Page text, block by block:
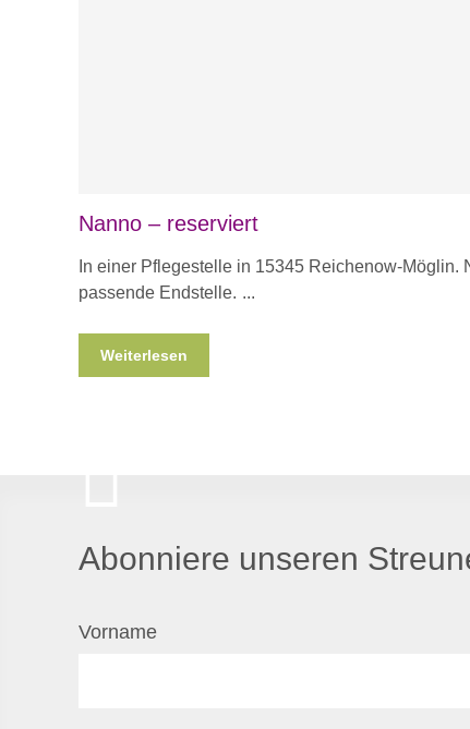
Nanno – reserviert
In einer Pflegestelle in 15345 Reichenow-Möglin.
passende Endstelle.
Weiterlesen
Abonniere unseren
Vorname